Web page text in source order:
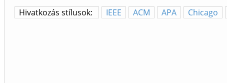
Hivatkozás stílusok:
IEEE ACM APA Chicago